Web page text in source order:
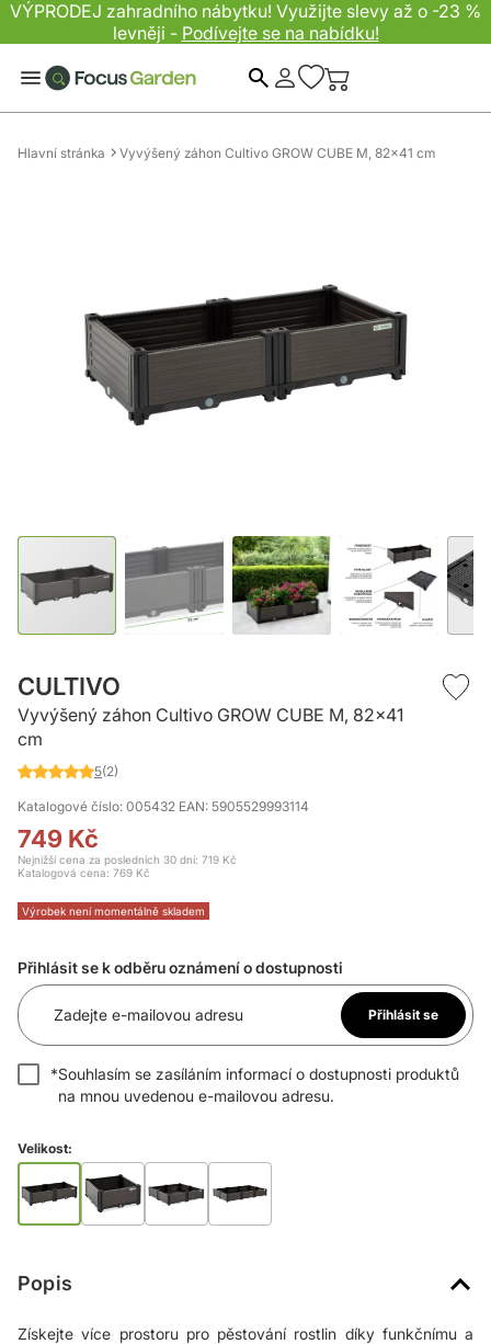
VÝPRODEJ zahradního nábytku! Využijte slevy až o -23 %
levněji - Podívejte se na nabídku!
Hlavní stránka Vyvýšený záhon Cultivo GROW CUBE M, 82x41 cm
na
začátek
galerie
s
obrázky
CULTIVO
Vyvýšený záhon Cultivo GROW CUBE M, 82x41
cm
Hodnocení:
of
100
5(2)
Katalogové číslo: 005432 EAN: 5905529993114
749 Kč
Nejnižší cena za posledních 30 dní: 719 Kč
Katalogová cena: 769 Kč
Výrobek není momentálně skladem
Přihlásit se k odběru oznámení o dostupnosti
Zadejte e-mailovou adresu Přihlásit se
*Souhlasím se zasíláním informací o dostupnosti produktů
na mnou uvedenou e-mailovou adresu.
Velikost:
Popis
Získejte více prostoru pro pěstování rostlin díky funkčnímu a